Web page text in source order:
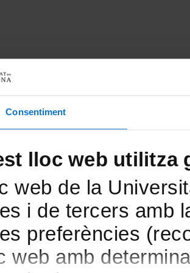
Consentiment
lloc web utilitza
web de la
i de tercers amb
preferències
web amb